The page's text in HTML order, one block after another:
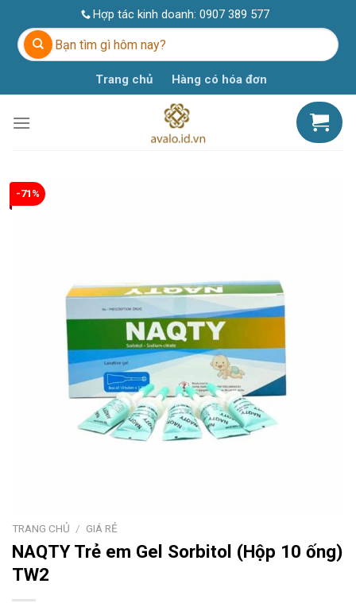
content
Hợp tác kinh doanh: 0907 389 577
Tìm
kiếm:
Trang chủ Hàng có hóa đơn
-71%
TRANG CHỦ / GIÁ RẺ
NAQTY Trẻ em Gel Sorbitol (Hộp 10 ống)
TW2